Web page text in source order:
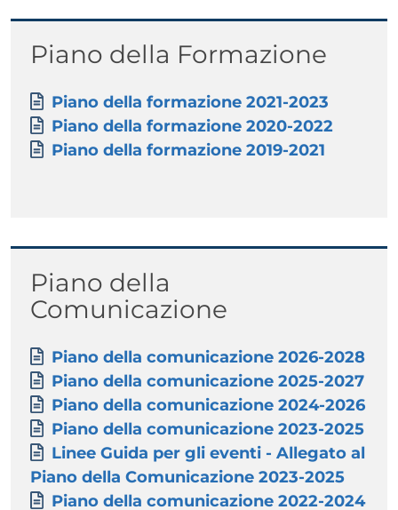
Titolo
Piano della Formazione
Paragrafo
Allegati
Documento
Piano della formazione 2021-2023
Documento
Piano della formazione 2020-2022
Documento
Piano della formazione 2019-2021
Titolo
Piano della
Comunicazione
Paragrafo
Allegati
Documento
Piano della comunicazione 2026-2028
Documento
Piano della comunicazione 2025-2027
Documento
Piano della comunicazione 2024-2026
Documento
Piano della comunicazione 2023-2025
Documento
Linee Guida per gli eventi - Allegato al
Piano della Comunicazione 2023-2025
Documento
Piano della comunicazione 2022-2024